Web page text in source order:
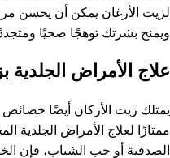
لزيت الأرغان يمكن أن يحسن
ويمنح بشرتك توهجًا صحيًا
علاج الأمراض الجلدية
يمتلك زيت الأركان أيضًا خصائص
ممتازًا لعلاج الأمراض الجلدية
الصدفية أو حب الشباب، فإن